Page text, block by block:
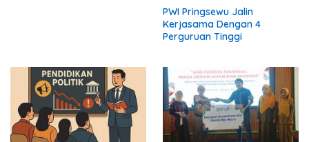
PWI Pringsewu Jalin
Kerjasama Dengan 4
Perguruan Tinggi